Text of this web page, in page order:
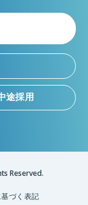
途採用
Reserved.
づく表記